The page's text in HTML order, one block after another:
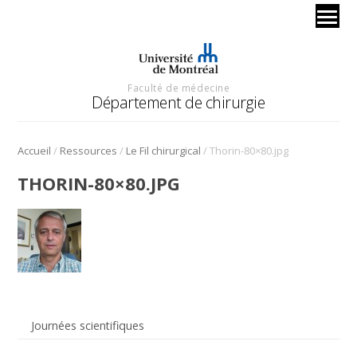
Faculté de médecine
Département de chirurgie
Accueil / Ressources / Le Fil chirurgical /Thorin-80×80.jpg
Journées scientifiques
THORIN-80×80.JPG